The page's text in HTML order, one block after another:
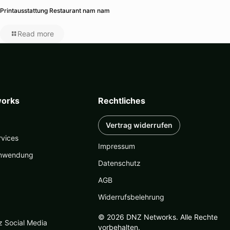
Printausstattung Restaurant nam nam
Read more
Social Media
Rechtliches
Vertrag widerrufen
Impressum
Datenschutz
AGB
Widerrufsbelehrung
© 2026 DNZ Networks. Alle Rechte
vorbehalten.